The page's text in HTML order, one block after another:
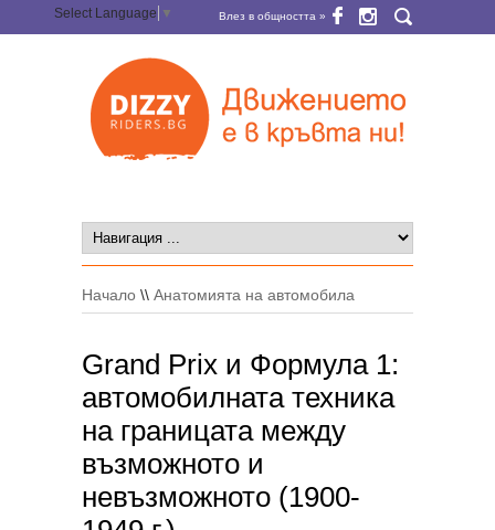
Select Language ▼ Влез в общността »
Начало \\ Анатомията на автомобила
Grand Prix и Формула 1:
автомобилната техника
на границата между
възможното и
невъзможното (1900-